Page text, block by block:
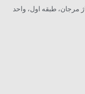
مرجان، طبقه اول، واحد